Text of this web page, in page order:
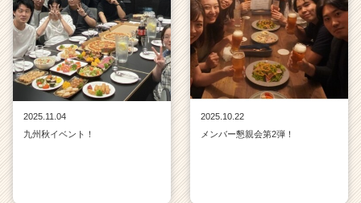
2025.11.04
九州秋イベント！
2025.10.22
メンバー懇親会第2弾！